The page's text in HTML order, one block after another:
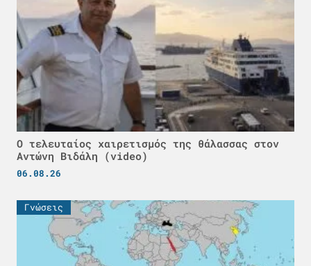
Ο τελευταίος χαιρετισμός της θάλασσας στον
Αντώνη Βιδάλη (video)
06.08.26
Γνώσεις